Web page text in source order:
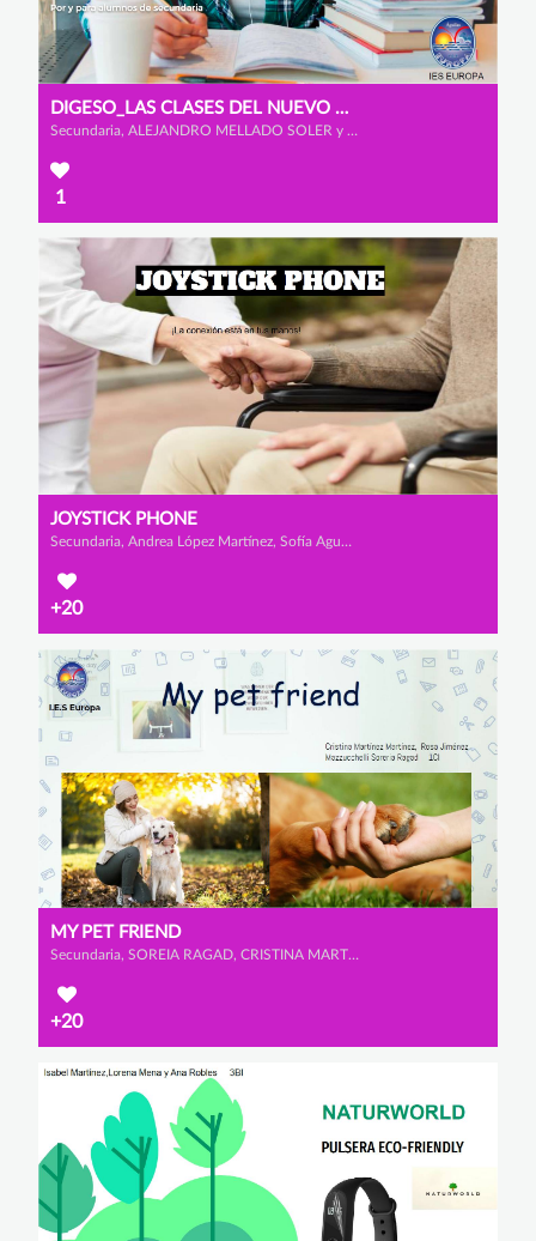
DIGESO_LAS CLASES DEL NUEVO MILENIO
Secundaria, ALEJANDRO MELLADO SOLER y SERGIO RABAL AYALA
1
JOYSTICK PHONE
Secundaria, Andrea López Martínez, Sofía Agudo Fernández y Anabel Cánovas Mateo
+20
MY PET FRIEND
Secundaria, SOREIA RAGAD, CRISTINA MARTÍNEZ MARTÍNEZ y ROSA CATALINA JIÉNEZ MAZZUCCHELLI
+20